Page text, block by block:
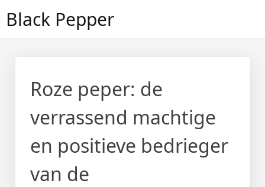
naarBlack Pepper
Roze peper: de
verrassend machtige
en positieve bedrieger
van de